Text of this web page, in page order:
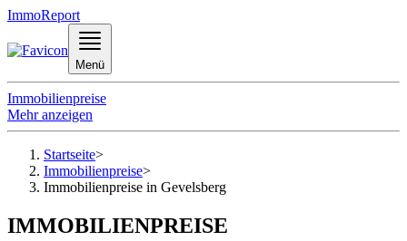
ImmoReport
Menü
Immobilienpreise
Mehr anzeigen
Startseite>
Immobilienpreise>
Immobilienpreise in Gevelsberg
IMMOBILIENPREISE